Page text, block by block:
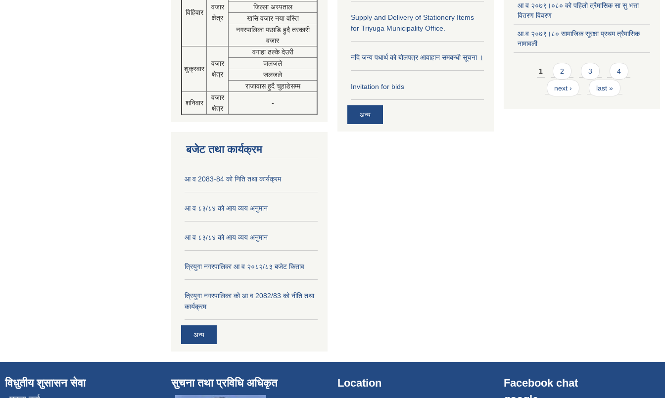
विहिवार
वजार
क्षेत्र
जिल्ला अस्पताल
खसि वजार नया वस्ति
नगरपालिका पछाडि हुदै तरकारी
वजार
शुक्रवार
वजार
क्षेत्र
वगाहा ढल्के देउरी
जलजले
जलजले
राजावास हुदै चुहाडेसम्म
शनिवार
वजार
क्षेत्र
-
बजेट तथा कार्यक्रम
आ व 2083-84 को निति तथा कार्यक्रम
आ व ८३/८४ को आय व्यय अनुमान
आ व ८३/८४ को आय व्यय अनुमान
त्रियुगा नगरपालिका आ व २०८२/८३ बजेट किताव
त्रियुगा नगरपालिका को आ व 2082/83 को नीति तथा
कार्यक्रम
अन्य
Supply and Delivery of Stationery Items
for Triyuga Municipality Office.
नदि जन्य पधार्थ को बोलपत्र आवाहान समबन्धी सूचना ।
Invitation for bids
अन्य
आ व २०७९।०८० को पहिलो त्रैमासिक सा सु भत्ता
वितरण विवरण
आ.व २०७९।८० सामाजिक सूरक्षा प्रथम त्रैमासिक
नामावली
Pages
1 2 3 4
next › last »
विधुतीय शुसासन सेवा सुचना तथा प्रविधि अधिकृत Location
Facebook chat